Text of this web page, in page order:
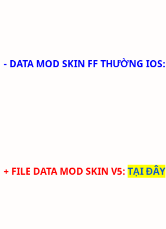
- DATA MOD SKIN FF THƯỜNG IOS:
+ FILE DATA MOD SKIN V5: TẠI ĐÂY